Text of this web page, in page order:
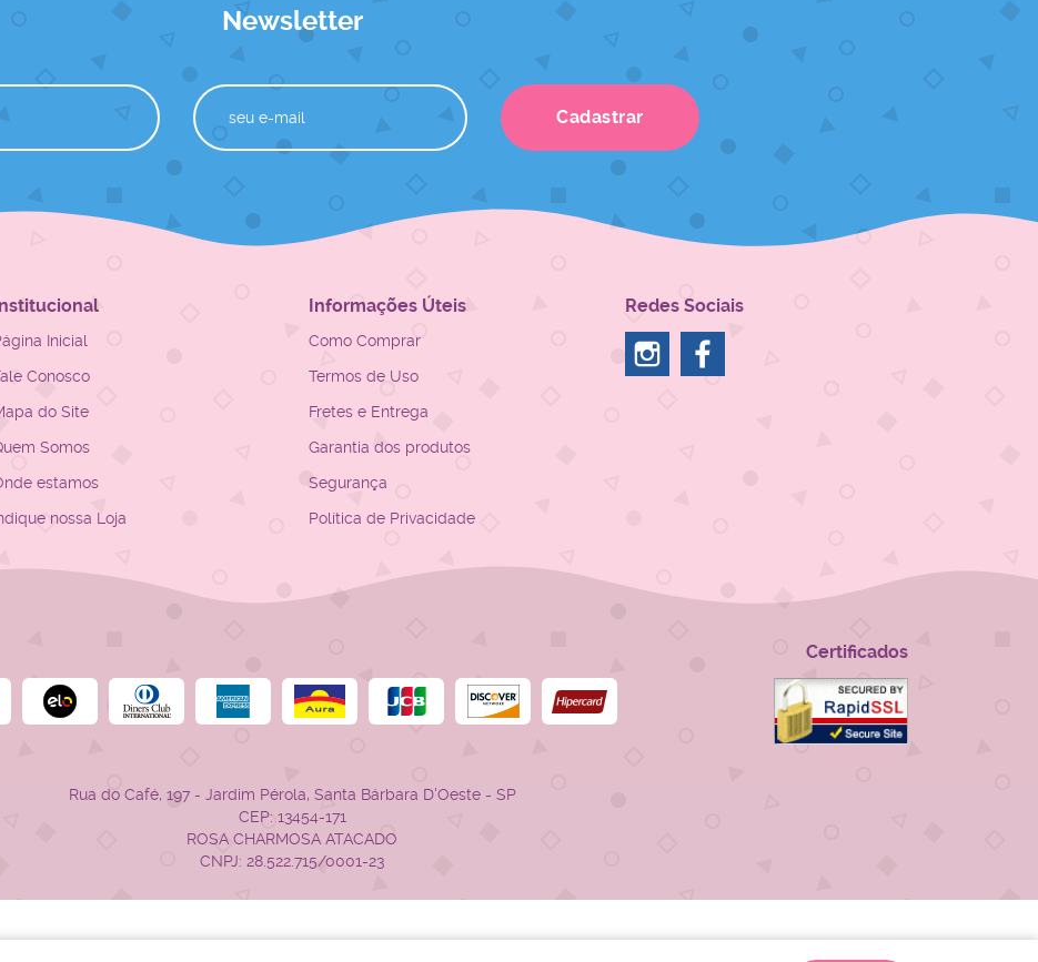
Newsletter
Cadastrar
Inicial
Conosco
do Site
Somos
estamos
nossa Loja
Informações Úteis
Como Comprar
Termos de Uso
Fretes e Entrega
Garantia dos produtos
Segurança
Política de Privacidade
Redes Sociais
Certificados
Rua do Café, 197- Jardim Pérola, Santa Bárbara D'Oeste- SP
CEP: 13454-171
ROSA CHARMOSA ATACADO
CNPJ: 28.522.715/0001-23